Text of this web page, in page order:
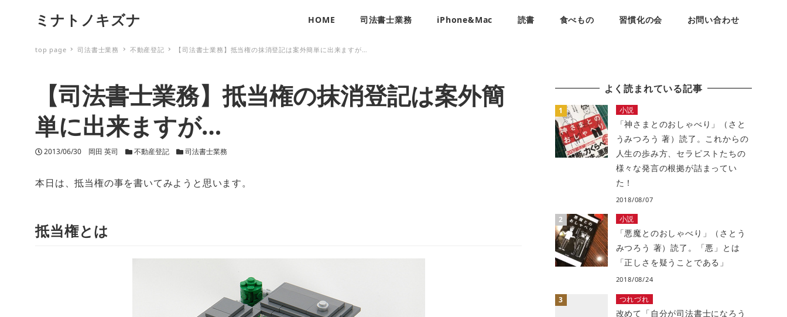
ミナトノキズナ HOME 司法書士業務 iPhone&Mac 読書 食べもの 習慣化の会 お問い合わせ
top page 司法書士業務 不動産登記 【司法書士業務】抵当権の抹消登記は案外簡単に出来ますが…
【司法書士業務】抵当権の抹消登記は案外簡
単に出来ますが…
投稿日
2013/06/30 著者
岡田 英司 カテゴリー
不動産登記 カテゴリー
司法書士業務
本日は、抵当権の事を書いてみようと思います。
抵当権とは
よく読まれている記事
小説
「神さまとのおしゃべり」（さと
うみつろう 著）読了。これからの
人生の歩み方、セラピストたちの
様々な発言の根拠が詰まってい
た！
2018/08/07
小説
「悪魔とのおしゃべり」（さとう
みつろう 著）読了。「悪」とは
「正しさを疑うことである」
2018/08/24
つれづれ
改めて「自分が司法書士になろう